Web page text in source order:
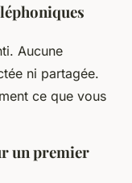
Aucune
ni partagée.
ce que vous
un premier